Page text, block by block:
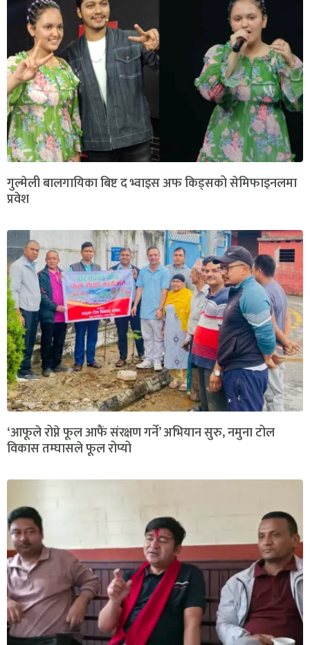
गुल्मेली बालगायिका बिष्ट द भ्वाइस अफ किड्सको सेमिफाइनलमा
प्रवेश
‘आफूले रोप्ने फूल आफैं संरक्षण गर्ने’ अभियान सुरु, नमुना टोल
विकास तम्घासले फूल रोप्यो